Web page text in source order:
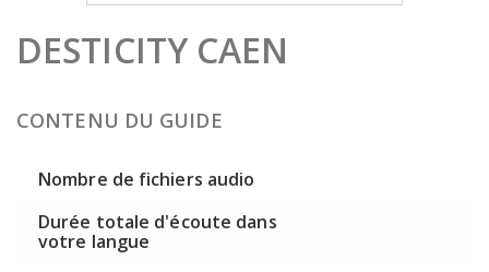
DESTICITY CAEN
CONTENU DU GUIDE
Nombre de fichiers audio
Durée totale d'écoute dans
votre langue